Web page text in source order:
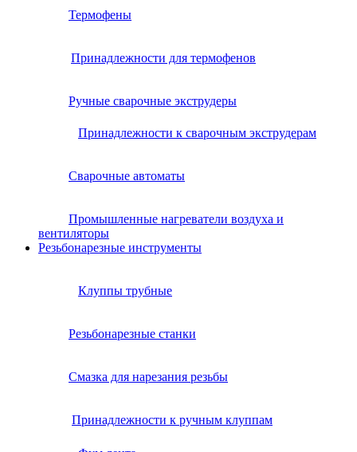
Термофены
Принадлежности для термофенов
Ручные сварочные экструдеры
Принадлежности к сварочным экструдерам
Сварочные автоматы
Промышленные нагреватели воздуха и
вентиляторы
Резьбонарезные инструменты
Клуппы трубные
Резьбонарезные станки
Смазка для нарезания резьбы
Принадлежности к ручным клуппам